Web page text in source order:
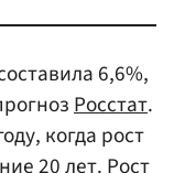
6,6%,
Росстат.
когда рост
20 лет. Рост